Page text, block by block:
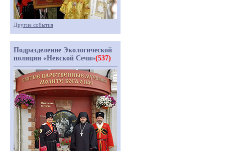
Другие события
Подразделение Экологической
полиции «Невской Сечи»(537)